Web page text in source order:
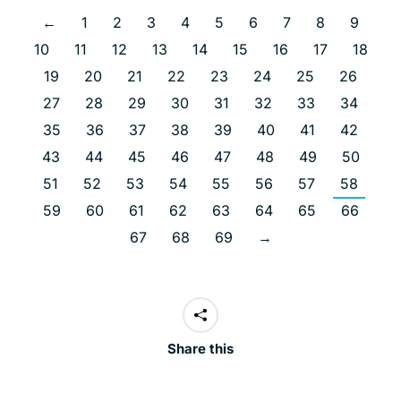
← 1 2 3 4 5 6 7 8
9
10
11 12 13 14 15 16 17
18
19
20 21 22 23 24 25
26
27
28 29 30 31 32 33
34
35
36 37 38 39 40 41
42
43
44 45 46 47 48 49
50
51
52 53 54 55 56 57
58
59
60 61 62 63 64 65
66
67
68 69 →
Share this